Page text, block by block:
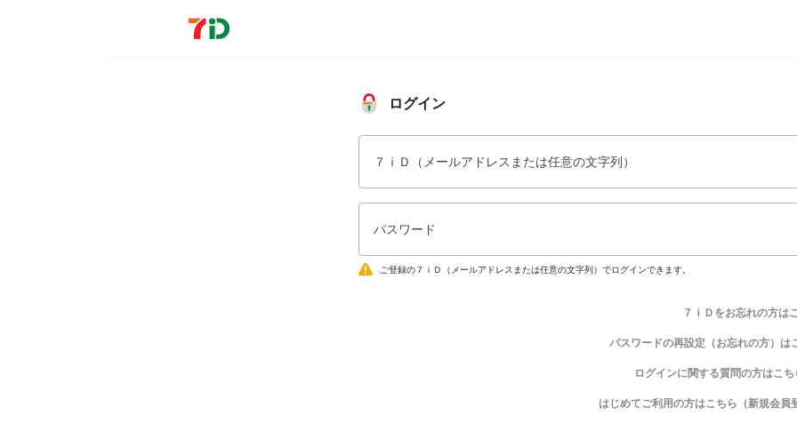
ログイン
７ｉＤ（メールアドレスまたは任意の文字列）
パスワード
ご登録の７ｉＤ（メールアドレスまたは任意の文字列）でログインできます。
７ｉＤをお忘れの方は
パスワードの再設定（お忘れの方）は
ログインに関する質問の方はこち
はじめてご利用の方はこちら（新規会員